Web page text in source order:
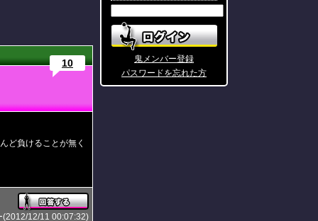
10
ど負けることが無く
(2012/12/11 00:07:32)
鬼メンバー登録
パスワードを忘れた方